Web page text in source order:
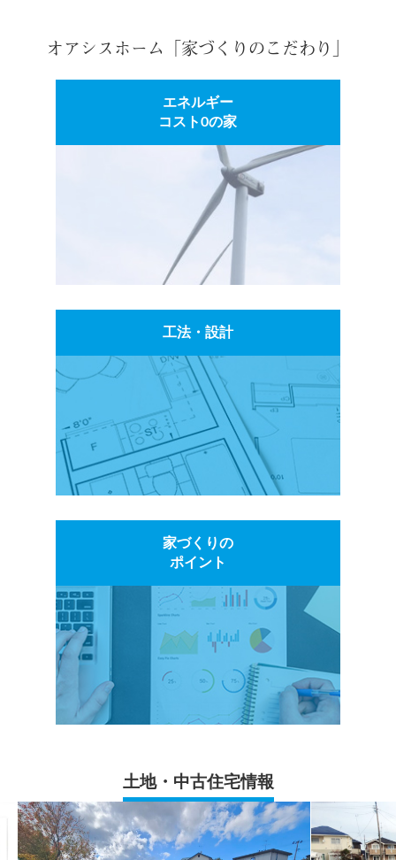
オアシスホーム「家づくりのこだわり」
エネルギー
コスト0の家
工法・設計
家づくりの
ポイント
土地・中古住宅情報